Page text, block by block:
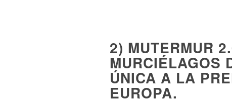
2) MUTERMUR
MURCIÉLAGOS
ÚNICA A LA
EUROPA.